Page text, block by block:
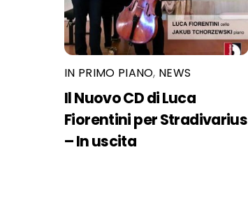
IN PRIMO PIANO, NEWS
Il Nuovo CD di Luca
Fiorentini per Stradivarius
– In uscita